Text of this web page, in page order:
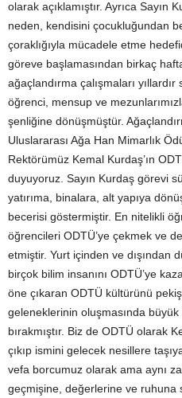
olarak açıklamıştır. Ayrıca Sayın
neden, kendisini çocukluğundan
çoraklığıyla mücadele etme
göreve başlamasından birkaç
ağaçlandırma çalışmaları
öğrenci, mensup ve
şenliğine dönüşmüştür.
Uluslararası Ağa Han Mimarlık
Rektörümüz Kemal Kurdaş’ın
duyuyoruz. Sayın Kurdaş görevi
yatırıma, binalara, alt yapıya
becerisi göstermiştir. En nitelikli
öğrencileri ODTÜ’ye çekmek ve
etmiştir. Yurt içinden ve dışından
birçok bilim insanını ODTÜ’ye
öne çıkaran ODTÜ kültürünü
geleneklerinin oluşmasında
bırakmıştır. Biz de ODTÜ olarak
çıkıp ismini gelecek nesillere
vefa borcumuz olarak ama aynı
geçmişine, değerlerine ve ruhuna